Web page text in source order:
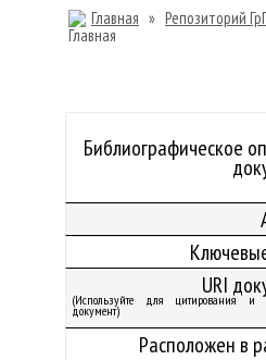
Главная » Репозиторий
Библиографическое
URI
(Используйте для цитирования и
документ)
Расположен в